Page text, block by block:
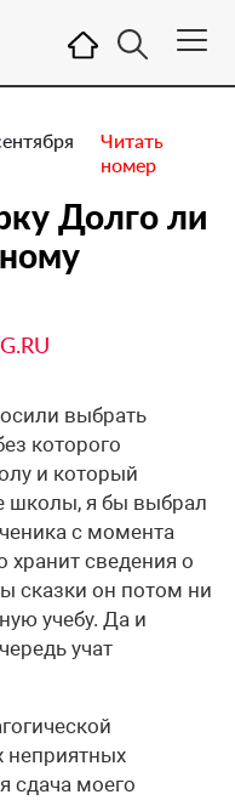
Читать
номер
Долго ли
выбрать
которого
и который
школы, я бы выбрал
с момента
сведения о
сказки он потом ни
учебу. Да и
учат
неприятных
сдача моего